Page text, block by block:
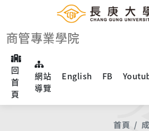
商管專業學院
回
首
頁
網站
導覽
English FB
首頁